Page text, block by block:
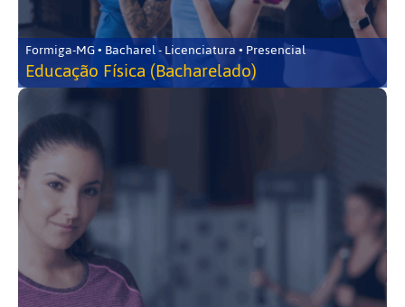
Formiga-MG • Bacharel - Licenciatura • Presencial
Educação Física (Bacharelado)